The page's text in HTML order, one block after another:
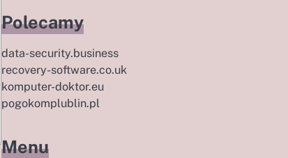
Polecamy
data-security.business
recovery-software.co.uk
komputer-doktor.eu
pogokomplublin.pl
Menu